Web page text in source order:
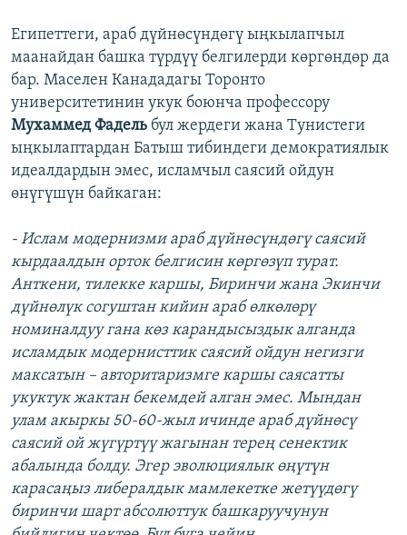
Египеттеги, араб дүйнөсүндөгү ыңкылапчыл
маанайдан башка түрдүү белгилерди көргөндөр да
бар. Маселен Канададагы Торонто
университетинин укук боюнча профессору
Мухаммед Фадель бул жердеги жана Тунистеги
ыңкылаптардан Батыш тибиндеги демократиялык
идеалдардын эмес, исламчыл саясий ойдун
өнүгүшүн байкаган:
- Ислам модернизми араб дүйнөсүндөгү саясий
кырдаалдын орток белгисин көргөзүп турат.
Анткени, тилекке каршы, Биринчи жана Экинчи
дүйнөлүк согуштан кийин араб өлкөлөрү
номиналдуу гана көз карандысыздык алганда
исламдык модернисттик саясий ойдун негизги
максатын – авторитаризмге каршы саясатты
укуктук жактан бекемдей алган эмес. Мындан
улам акыркы 50-60-жыл ичинде араб дүйнөсү
саясий ой жүгүртүү жагынан терең сенектик
абалында болду. Эгер эволюциялык өңүтүн
карасаңыз либералдык мамлекетке жетүүдөгү
биринчи шарт абсолюттук башкаруучунун